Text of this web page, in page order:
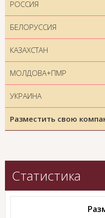
РОССИЯ
БЕЛОРУССИЯ
КАЗАХСТАН
МОЛДОВА+ПМР
УКРАИНА
Разместить свою
Статистика